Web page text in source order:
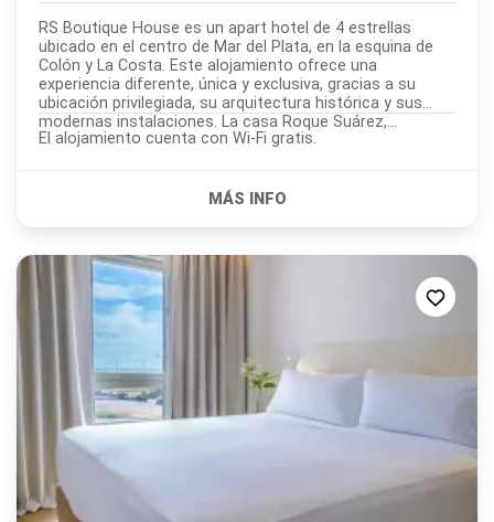
RS Boutique House es un apart hotel de 4 estrellas
ubicado en el centro de Mar del Plata, en la esquina de
Colón y La Costa. Este alojamiento ofrece una
experiencia diferente, única y exclusiva, gracias a su
ubicación privilegiada, su arquitectura histórica y sus
modernas instalaciones. La casa Roque Suárez,...
El alojamiento cuenta con Wi-Fi gratis.